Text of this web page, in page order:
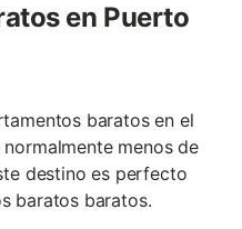
en Puerto
baratos en el
menos de
destino es perfecto
baratos baratos.